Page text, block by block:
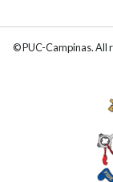
© PUC-Campinas. All